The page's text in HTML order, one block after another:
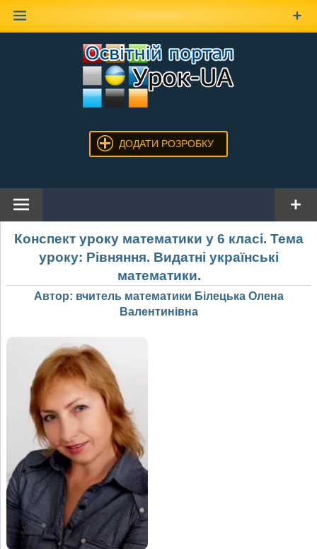
ДОДАТИ РОЗРОБКУ
Конспект уроку математики у 6 класі. Тема
уроку: Рівняння. Видатні українські
математики.
Автор: вчитель математики Білецька Олена
Валентинівна